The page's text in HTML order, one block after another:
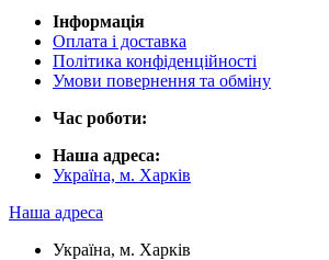
Інформація
Оплата і доставка
Політика конфіденційності
Умови повернення та обміну
Час роботи:
Наша адреса:
Україна, м. Харків
Наша адреса
Україна, м. Харків